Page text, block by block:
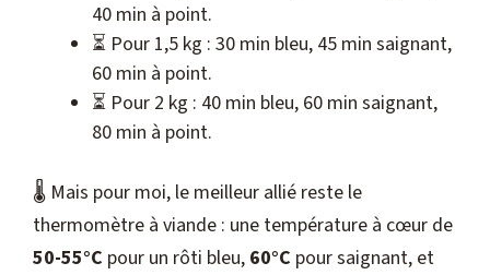
40 min à point.
⏳ Pour 1,5 kg : 30 min bleu, 45 min saignant,
60 min à point.
⏳ Pour 2 kg : 40 min bleu, 60 min saignant,
80 min à point.
🌡️ Mais pour moi, le meilleur allié reste le
thermomètre à viande : une température à cœur de
50-55°C pour un rôti bleu, 60°C pour saignant, et